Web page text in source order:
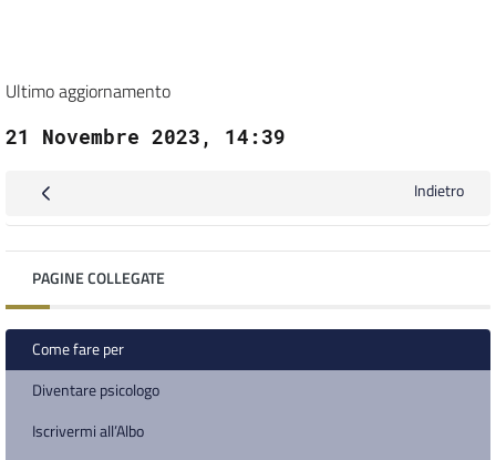
Indietro
PAGINE COLLEGATE
Come fare per
Diventare psicologo
Iscrivermi all’Albo
Ultimo aggiornamento
21 Novembre 2023, 14:39